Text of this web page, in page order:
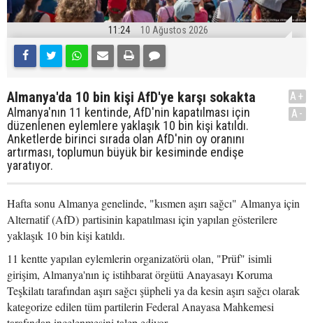
11:24 10 Ağustos 2026
Almanya'da 10 bin kişi AfD'ye karşı sokakta
Almanya'nın 11 kentinde, AfD'nin kapatılması için
düzenlenen eylemlere yaklaşık 10 bin kişi katıldı.
Anketlerde birinci sırada olan AfD'nin oy oranını
artırması, toplumun büyük bir kesiminde endişe
yaratıyor.
A+
A-
Hafta sonu Almanya genelinde, "kısmen aşırı sağcı" Almanya için
Alternatif (AfD) partisinin kapatılması için yapılan gösterilere
yaklaşık 10 bin kişi katıldı.
11 kentte yapılan eylemlerin organizatörü olan, "Prüf" isimli
girişim, Almanya'nın iç istihbarat örgütü Anayasayı Koruma
Teşkilatı tarafından aşırı sağcı şüpheli ya da kesin aşırı sağcı olarak
kategorize edilen tüm partilerin Federal Anayasa Mahkemesi